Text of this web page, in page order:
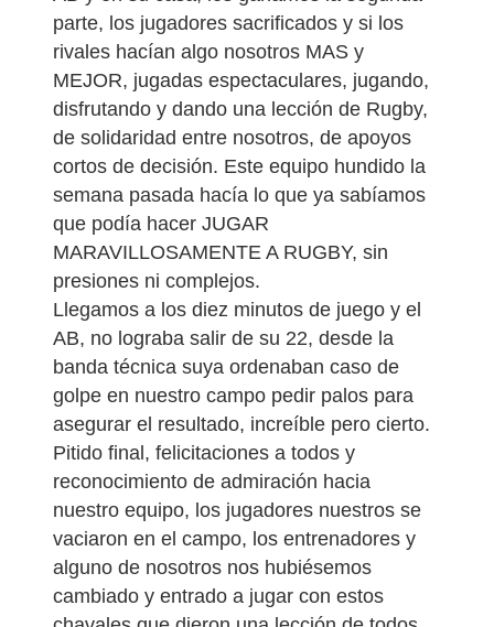
parte, los jugadores sacrificados y si los
rivales hacían algo nosotros MAS y
MEJOR, jugadas espectaculares, jugando,
disfrutando y dando una lección de Rugby,
de solidaridad entre nosotros, de apoyos
cortos de decisión. Este equipo hundido la
semana pasada hacía lo que ya sabíamos
que podía hacer JUGAR
MARAVILLOSAMENTE A RUGBY, sin
presiones ni complejos.
Llegamos a los diez minutos de juego y el
AB, no lograba salir de su 22, desde la
banda técnica suya ordenaban caso de
golpe en nuestro campo pedir palos para
asegurar el resultado, increíble pero cierto.
Pitido final, felicitaciones a todos y
reconocimiento de admiración hacia
nuestro equipo, los jugadores nuestros se
vaciaron en el campo, los entrenadores y
alguno de nosotros nos hubiésemos
cambiado y entrado a jugar con estos